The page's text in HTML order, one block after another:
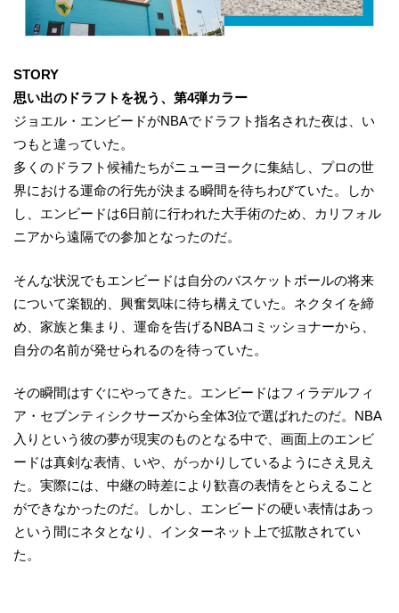
STORY​
思い出のドラフトを祝う、第4弾カラー​
ジョエル・エンビードがNBAでドラフト指名された夜は、い
つもと違っていた。​
多くのドラフト候補たちがニューヨークに集結し、プロの世
界における運命の行先が決まる瞬間を待ちわびていた。しか
し、エンビードは6日前に行われた大手術のため、カリフォル
ニアから遠隔での参加となったのだ。​
そんな状況でもエンビードは自分のバスケットボールの将来
について楽観的、興奮気味に待ち構えていた。ネクタイを締
め、家族と集まり、運命を告げるNBAコミッショナーから、
自分の名前が発せられるのを待っていた。​
その瞬間はすぐにやってきた。エンビードはフィラデルフィ
ア・セブンティシクサーズから全体3位で選ばれたのだ。NBA
入りという彼の夢が現実のものとなる中で、画面上のエンビ
ードは真剣な表情、いや、がっかりしているようにさえ見え
た。実際には、中継の時差により歓喜の表情をとらえること
ができなかったのだ。しかし、エンビードの硬い表情はあっ
という間にネタとなり、インターネット上で拡散されてい
た。​